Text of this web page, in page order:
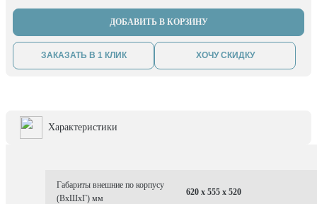
ДОБАВИТЬ В КОРЗИНУ
ЗАКАЗАТЬ В 1 КЛИК ХОЧУ СКИДКУ
Характеристики
Габариты внешние по корпусу
(ВхШхГ) мм
620 x 555 x 520